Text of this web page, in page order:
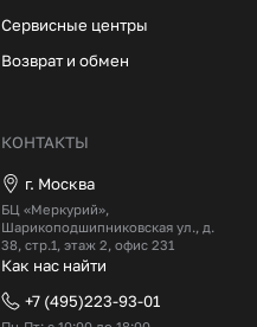
Сервисные центры
Возврат и обмен
КОНТАКТЫ
г. Москва
БЦ «Меркурий»,
Шарикоподшипниковская ул., д.
38, стр.1, этаж 2, офис 231
Как нас найти
+7 (495)223-93-01